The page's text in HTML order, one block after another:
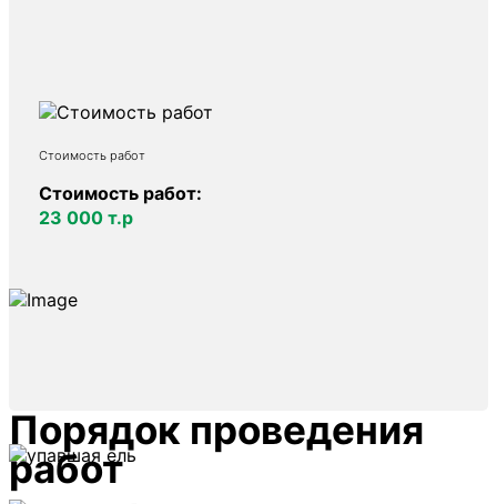
Стоимость работ
Стоимость работ:
23 000 т.р
Порядок проведения
работ